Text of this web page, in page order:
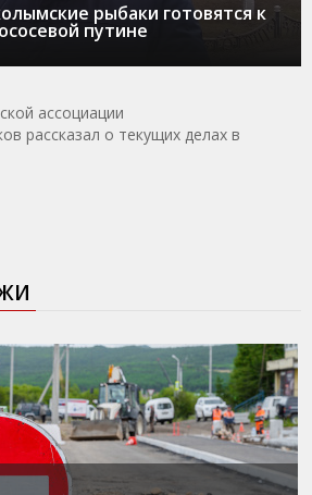
рыбаки готовятся к
путине
ассоциации
рассказал о текущих делах в